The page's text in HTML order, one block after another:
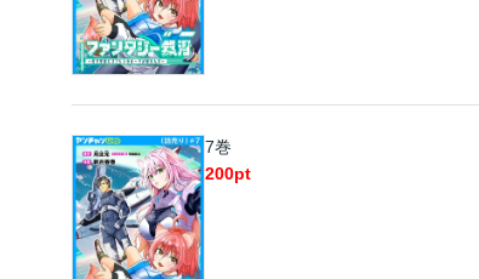
7巻
200pt